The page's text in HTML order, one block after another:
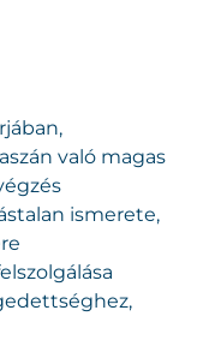
való magas
ismerete,